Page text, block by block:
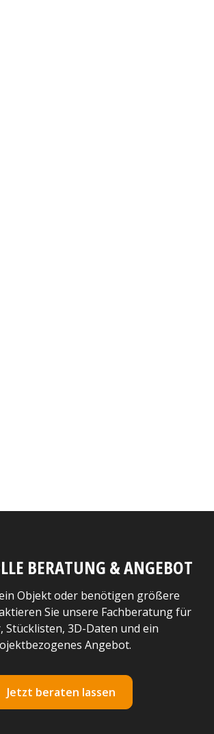
BERATUNG & ANGEBOT
Objekt oder benötigen größere
Sie unsere Fachberatung für
Stücklisten, 3D-Daten und ein
Angebot.
Jetzt beraten lassen